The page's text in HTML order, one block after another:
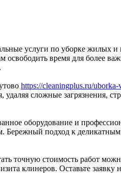
услуги по уборке
освободить время для
https://cleaningplus.ru/
сложные загрязнения,
оборудование и
подход к деликатным
точную стоимость работ
клинеров. Оставьте